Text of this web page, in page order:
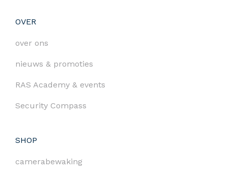
OVER
over ons
nieuws & promoties
RAS Academy & events
Security Compass
SHOP
camerabewaking